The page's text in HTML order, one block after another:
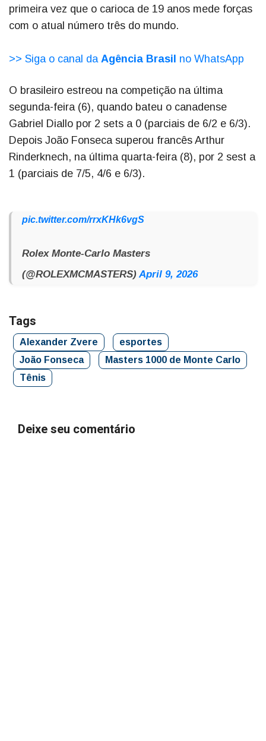
primeira vez que o carioca de 19 anos mede forças
com o atual número três do mundo.
>> Siga o canal da Agência Brasil no WhatsApp
O brasileiro estreou na competição na última
segunda-feira (6), quando bateu o canadense
Gabriel Diallo por 2 sets a 0 (parciais de 6/2 e 6/3).
Depois João Fonseca superou francês Arthur
Rinderknech, na última quarta-feira (8), por 2 sest a
1 (parciais de 7/5, 4/6 e 6/3).
pic.twitter.com/rrxKHk6vgS
Rolex Monte-Carlo Masters
(@ROLEXMCMASTERS)April 9, 2026
Tags
Alexander Zvere
esportes
João Fonseca
Masters 1000 de Monte Carlo
Tênis
Deixe seu comentário